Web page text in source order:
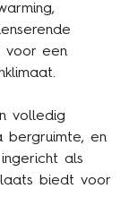
voor een
volledig
bergruimte, en
als
biedt voor